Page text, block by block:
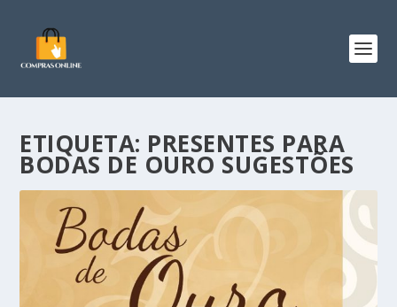
ETIQUETA: PRESENTES PARA
BODAS DE OURO SUGESTÕES